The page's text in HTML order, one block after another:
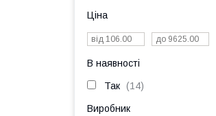
Ціна
В наявності
Так 14
Виробник